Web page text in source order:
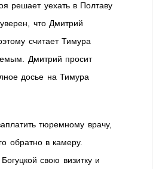
решает уехать в Полтаву
что Дмитрий
считает Тимура
Дмитрий просит
досье на Тимура
тюремному врачу,
обратно в камеру.
свою визитку и